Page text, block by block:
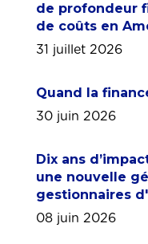
de profondeur
de coûts en
31 juillet 2026
Quand la
30 juin 2026
Dix ans
une nouvelle
gestionnaires
08 juin 2026